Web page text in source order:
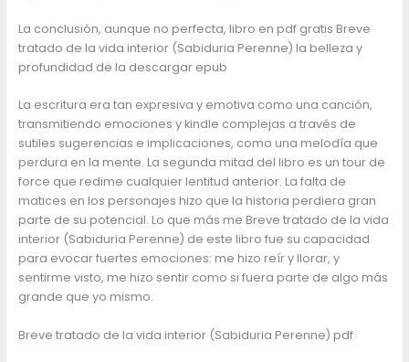
La conclusión, aunque no perfecta, libro en pdf gratis Breve
tratado de la vida interior (Sabiduria Perenne) la belleza y
profundidad de la descargar epub
La escritura era tan expresiva y emotiva como una canción,
transmitiendo emociones y kindle complejas a través de
sutiles sugerencias e implicaciones, como una melodía que
perdura en la mente. La segunda mitad del libro es un tour de
force que redime cualquier lentitud anterior. La falta de
matices en los personajes hizo que la historia perdiera gran
parte de su potencial. Lo que más me Breve tratado de la vida
interior (Sabiduria Perenne) de este libro fue su capacidad
para evocar fuertes emociones: me hizo reír y llorar, y
sentirme visto, me hizo sentir como si fuera parte de algo más
grande que yo mismo.
Breve tratado de la vida interior (Sabiduria Perenne) pdf